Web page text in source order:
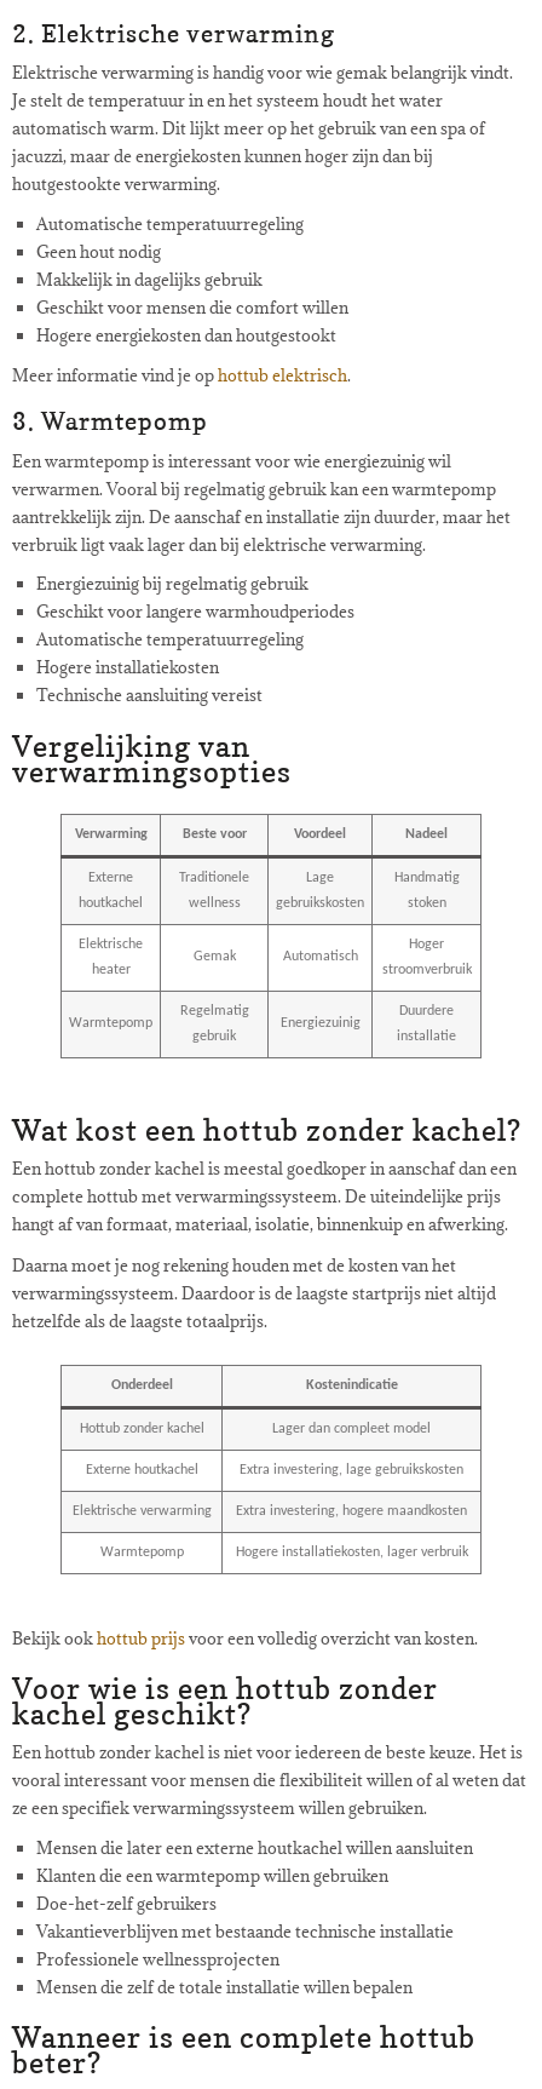
2. Elektrische verwarming
Elektrische verwarming is handig voor wie gemak belangrijk vindt.
Je stelt de temperatuur in en het systeem houdt het water
automatisch warm. Dit lijkt meer op het gebruik van een spa of
jacuzzi, maar de energiekosten kunnen hoger zijn dan bij
houtgestookte verwarming.
Automatische temperatuurregeling
Geen hout nodig
Makkelijk in dagelijks gebruik
Geschikt voor mensen die comfort willen
Hogere energiekosten dan houtgestookt
Meer informatie vind je ophottub elektrisch.
3. Warmtepomp
Een warmtepomp is interessant voor wie energiezuinig wil
verwarmen. Vooral bij regelmatig gebruik kan een warmtepomp
aantrekkelijk zijn. De aanschaf en installatie zijn duurder, maar het
verbruik ligt vaak lager dan bij elektrische verwarming.
Energiezuinig bij regelmatig gebruik
Geschikt voor langere warmhoudperiodes
Automatische temperatuurregeling
Hogere installatiekosten
Technische aansluiting vereist
Vergelijking van
verwarmingsopties
Verwarming Beste voor Voordeel Nadeel
Externe
houtkachel
Traditionele
wellness
Lage
gebruikskosten
Handmatig
stoken
Elektrische
heater
Gemak Automatisch
Hoger
stroomverbruik
Warmtepomp
Regelmatig
gebruik
Energiezuinig
Duurdere
installatie
Wat kost een hottub zonder kachel?
Een hottub zonder kachel is meestal goedkoper in aanschaf dan een
complete hottub met verwarmingssysteem. De uiteindelijke prijs
hangt af van formaat, materiaal, isolatie, binnenkuip en afwerking.
Daarna moet je nog rekening houden met de kosten van het
verwarmingssysteem. Daardoor is de laagste startprijs niet altijd
hetzelfde als de laagste totaalprijs.
Onderdeel Kostenindicatie
Hottub zonder kachel Lager dan compleet model
Externe houtkachel Extra investering, lage gebruikskosten
Elektrische verwarming Extra investering, hogere maandkosten
Warmtepomp Hogere installatiekosten, lager verbruik
Bekijk ookhottub prijsvoor een volledig overzicht van kosten.
Voor wie is een hottub zonder
kachel geschikt?
Een hottub zonder kachel is niet voor iedereen de beste keuze. Het is
vooral interessant voor mensen die flexibiliteit willen of al weten dat
ze een specifiek verwarmingssysteem willen gebruiken.
Mensen die later een externe houtkachel willen aansluiten
Klanten die een warmtepomp willen gebruiken
Doe-het-zelf gebruikers
Vakantieverblijven met bestaande technische installatie
Professionele wellnessprojecten
Mensen die zelf de totale installatie willen bepalen
Wanneer is een complete hottub
beter?